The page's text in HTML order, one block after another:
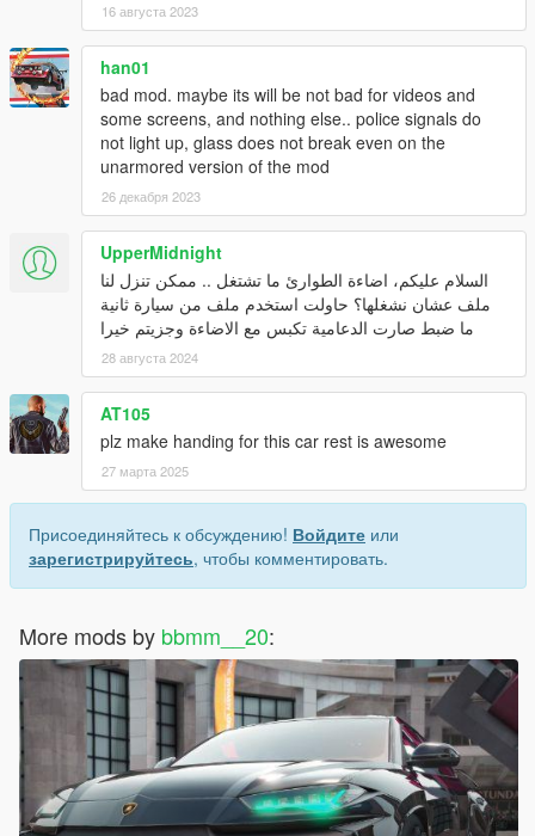
16 августа 2023
han01
bad mod. maybe its will be not bad for videos and
some screens, and nothing else.. police signals do
not light up, glass does not break even on the
unarmored version of the mod
26 декабря 2023
UpperMidnight
السلام عليكم، اضاءة الطوارئ ما تشتغل .. ممكن تنزل لنا
ملف عشان نشغلها؟ حاولت استخدم ملف من سيارة ثانية
ما ضبط صارت الدعامية تكبس مع الاضاءة وجزيتم خيرا
28 августа 2024
AT105
plz make handing for this car rest is awesome
27 марта 2025
Присоединяйтесь к обсуждению! Войдите или
зарегистрируйтесь, чтобы комментировать.
More mods by bbmm__20: